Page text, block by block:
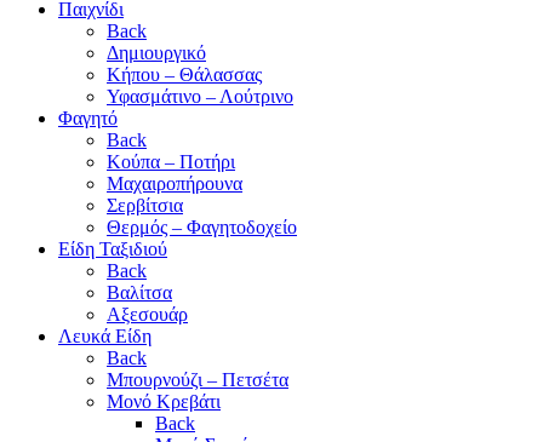
Παιχνίδι
Back
Δημιουργικό
Κήπου – Θάλασσας
Υφασμάτινο – Λούτρινο
Φαγητό
Back
Κούπα – Ποτήρι
Μαχαιροπήρουνα
Σερβίτσια
Θερμός – Φαγητοδοχείο
Είδη Ταξιδιού
Back
Βαλίτσα
Αξεσουάρ
Λευκά Είδη
Back
Μπουρνούζι – Πετσέτα
Μονό Κρεβάτι
Back